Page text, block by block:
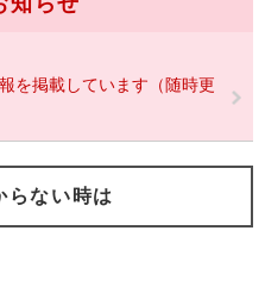
を掲載しています（随時更
らない時は